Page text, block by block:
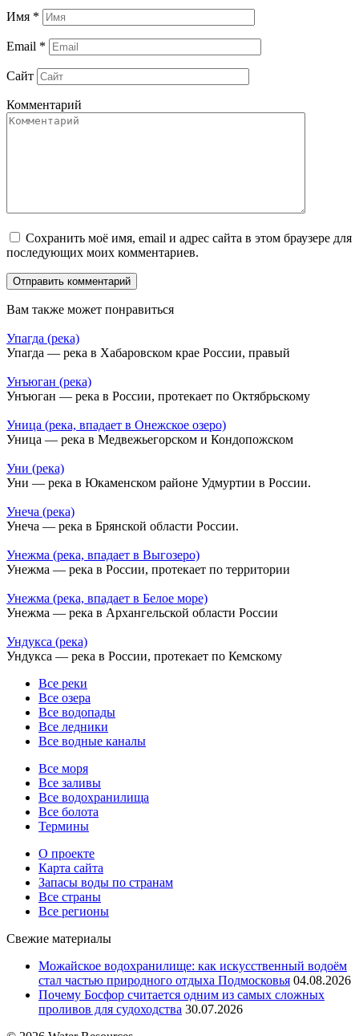
Имя *
Email *
Сайт
Комментарий
Сохранить моё имя, email и адрес сайта в этом браузере для
последующих моих комментариев.
Вам также может понравиться
Упагда (река)
Упагда — река в Хабаровском крае России, правый
Унъюган (река)
Унъюган — река в России, протекает по Октябрьскому
Уница (река, впадает в Онежское озеро)
Уница — река в Медвежьегорском и Кондопожском
Уни (река)
Уни — река в Юкаменском районе Удмуртии в России.
Унеча (река)
Унеча — река в Брянской области России.
Унежма (река, впадает в Выгозеро)
Унежма — река в России, протекает по территории
Унежма (река, впадает в Белое море)
Унежма — река в Архангельской области России
Ундукса (река)
Ундукса — река в России, протекает по Кемскому
Все реки
Все озера
Все водопады
Все ледники
Все водные каналы
Все моря
Все заливы
Все водохранилища
Все болота
Термины
О проекте
Карта сайта
Запасы воды по странам
Все страны
Все регионы
Свежие материалы
Можайское водохранилище: как искусственный водоём
стал частью природного отдыха Подмосковья 04.08.2026
Почему Босфор считается одним из самых сложных
проливов для судоходства 30.07.2026